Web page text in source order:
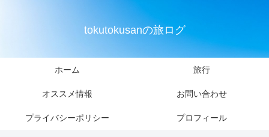
tokutokusanの旅ログ
ホーム 旅行
オススメ情報 お問い合わせ
プライバシーポリシー プロフィール